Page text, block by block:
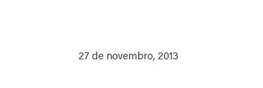
27 de novembro, 2013